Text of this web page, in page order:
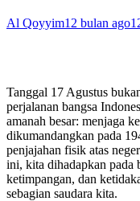
Al Qoyyim12 bulan ago
Tanggal 17 Agustus
perjalanan bangsa
amanah besar: menjaga
dikumandangkan pada
penjajahan fisik atas
ini, kita dihadapkan
ketimpangan, dan
sebagian saudara kita.